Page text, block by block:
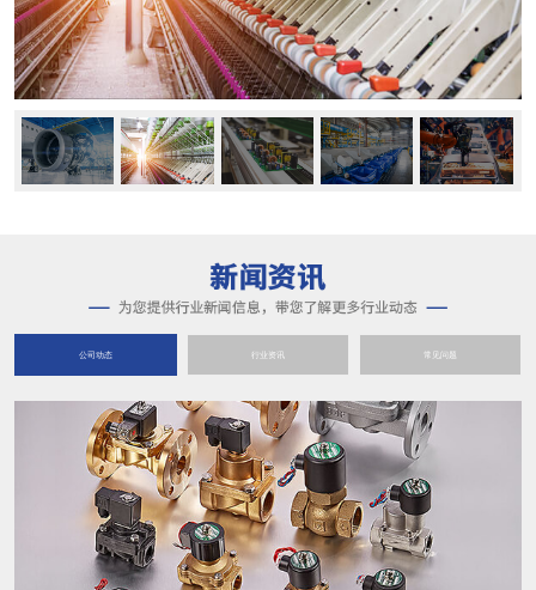
公司动态 行业资讯 常见问题